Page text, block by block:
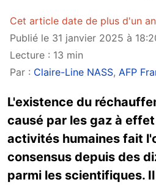
Cet article date de plus d'un
Publié le 31 janvier 2025 à
Lecture : 13 min
Par : Claire-Line NASS, AFP
L'existence du
causé par les gaz à
activités humaines fait
consensus depuis des
parmi les scientifiques.